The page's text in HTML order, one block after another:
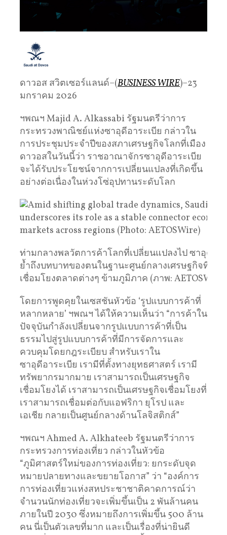
ดาวอส สวิตเซอร์แลนด์–(BUSINESS WIRE)–23
มกราคม 2026
ฯพณฯ Majid A. Alkassabi รัฐมนตรีว่าการ
กระทรวงพาณิชย์แห่งซาอุดีอาระเบีย กล่าวใน
การประชุมประจำปีของสภาเศรษฐกิจโลกที่เมือง
ดาวอสในวันนี้ว่า ราชอาณาจักรซาอุดีอาระเบีย
จะได้รับประโยชน์จากการเปลี่ยนแปลงที่เกิดขึ้น
อย่างต่อเนื่องในห่วงโซ่อุปทานระดับโลก
ท่ามกลางพลวัตการค้าโลกที่เปลี่ยนแปลงไป ซาอุดีอา
ย้ำถึงบทบาทของตนในฐานะศูนย์กลางเศรษฐกิจที่มั่น
เชื่อมโยงตลาดต่างๆ ข้ามภูมิภาค (ภาพ: AETOSWire)
โดยการพูดคุยในเซสชันหัวข้อ ‘รูปแบบการค้าที่
หลากหลาย’ ฯพณฯ ได้ให้ความเห็นว่า “การค้าใน
ปัจจุบันกำลังเปลี่ยนจากรูปแบบการค้าที่เป็น
ธรรมไปสู่รูปแบบการค้าที่มีการจัดการและ
ควบคุมโดยกฎระเบียบ สำหรับเราใน
ซาอุดีอาระเบีย เรามีที่ตั้งทางยุทธศาสตร์ เรามี
ทรัพยากรมากมาย เราสามารถเป็นเศรษฐกิจ
เชื่อมโยงได้ เราสามารถเป็นเศรษฐกิจเชื่อมโยงที่
เราสามารถเชื่อมต่อกับแอฟริกา ยุโรป และ
เอเชีย กลายเป็นศูนย์กลางด้านโลจิสติกส์”
ฯพณฯ Ahmed A. Alkhateeb รัฐมนตรีว่าการ
กระทรวงการท่องเที่ยว กล่าวในหัวข้อ
“ภูมิศาสตร์ใหม่ของการท่องเที่ยว: ยกระดับจุด
หมายปลายทางและขยายโอกาส” ว่า “องค์การ
การท่องเที่ยวแห่งสหประชาชาติคาดการณ์ว่า
จำนวนนักท่องเที่ยวจะเพิ่มขึ้นเป็น 2 พันล้านคน
ภายในปี 2030 ซึ่งหมายถึงการเพิ่มขึ้น 500 ล้าน
คน นี่เป็นตัวเลขที่มาก และเป็นเรื่องที่น่ายินดี